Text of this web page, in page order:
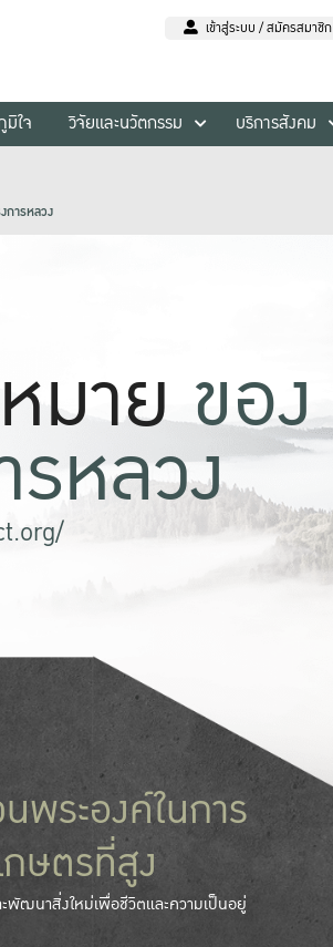
เข้าสู่ระบบ / สมัครสมาชิก
มิใจ วิจัยและนวัตกรรม บริการสังคม
การหลวง
มายของ
รหลวง
พระองค์ในการ
ษตรที่สูง
ฒนาสิ่งใหม่เพื่อชีวิตและความเป็นอยู่